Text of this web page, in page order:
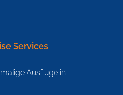
Services
Ausflüge in